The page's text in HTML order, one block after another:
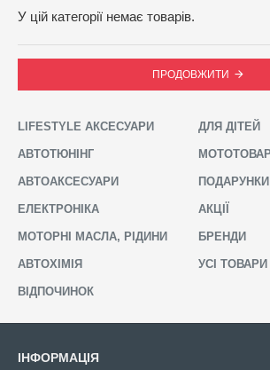
У цій категорії немає товарів.
ПРОДОВЖИТИ
LIFESTYLE АКСЕСУАРИ
АВТОТЮНІНГ
АВТОАКСЕСУАРИ
ЕЛЕКТРОНІКА
МОТОРНІ МАСЛА, РІДИНИ
АВТОХІМІЯ
ВІДПОЧИНОК
ДЛЯ ДІТЕЙ
ПОДАРУНКИ
АКЦІЇ
БРЕНДИ
УСІ ТОВАРИ
ІНФОРМАЦІЯ